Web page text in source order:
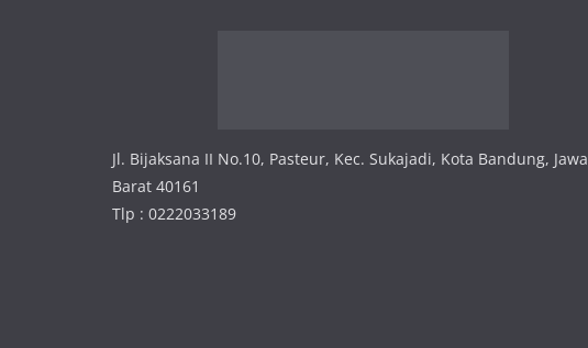
Jl. Bijaksana II No.10, Pasteur, Kec. Sukajadi, Kota Bandung, Jawa
Barat 40161
Tlp : 0222033189